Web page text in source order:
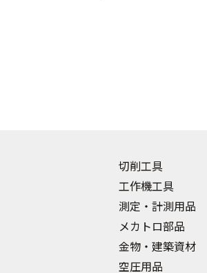
切削工具
工作機工具
測定・計測用品
メカトロ部品
金物・建築資材
空圧用品